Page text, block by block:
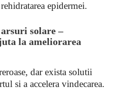
epidermei.
solare –
la ameliorarea
dar exista solutii
si a accelera vindecarea.